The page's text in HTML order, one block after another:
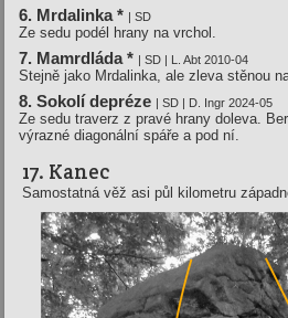
6. Mrdalinka * | SD
Ze sedu podél hrany na vrchol.
7. Mamrdláda * | SD | L. Abt 2010-04
Stejně jako Mrdalinka, ale zleva stěnou
8. Sokolí depréze | SD | D. Ingr 2024-05
Ze sedu traverz z pravé hrany doleva.
výrazné diagonální spáře a pod ní.
17. Kanec
Samostatná věž asi půl kilometru